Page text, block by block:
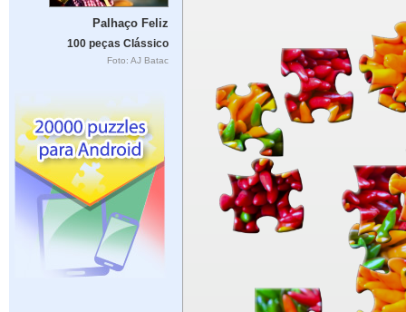
Palhaço Feliz
100 peças Clássico
Foto: AJ Batac